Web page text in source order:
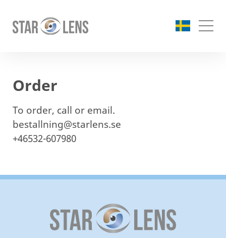
Order
To order, call or email.
bestallning@starlens.se
+46532-607980